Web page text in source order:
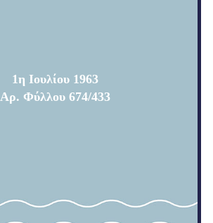
1η Ιουλίου 1963
Αρ. Φύλλου 674/433